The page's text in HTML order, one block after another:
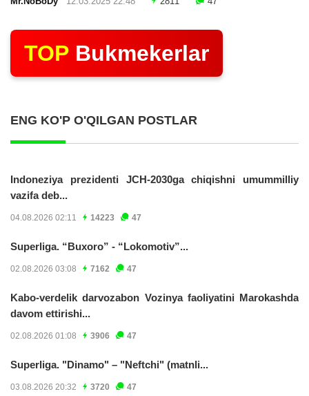
TOP Bukmekerlar
ENG KO'P O'QILGAN POSTLAR
Indoneziya prezidenti JCH-2030ga chiqishni umummilliy
vazifa deb...
04.08.2026 02:11 14223 47
Superliga. “Buxoro” - “Lokomotiv”...
02.08.2026 03:08 7162 47
Kabo-verdelik darvozabon Vozinya faoliyatini Marokashda
davom ettirishi...
02.08.2026 01:08 3906 47
Superliga. "Dinamo" – "Neftchi" (matnli...
03.08.2026 20:32 3720 47